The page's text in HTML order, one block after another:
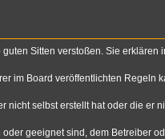
Sitten verstoßen. Sie
im Board veröffentlichten
selbst erstellt hat oder die er
geeignet sind, dem Betreiber